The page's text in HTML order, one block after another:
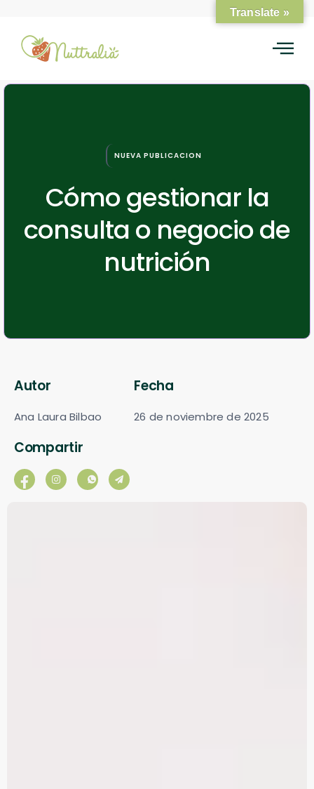
NUEVA PUBLICACION
Cómo gestionar la
consulta o negocio de
nutrición
Autor
Ana Laura Bilbao
Fecha
26 de noviembre de 2025
Compartir
Translate »